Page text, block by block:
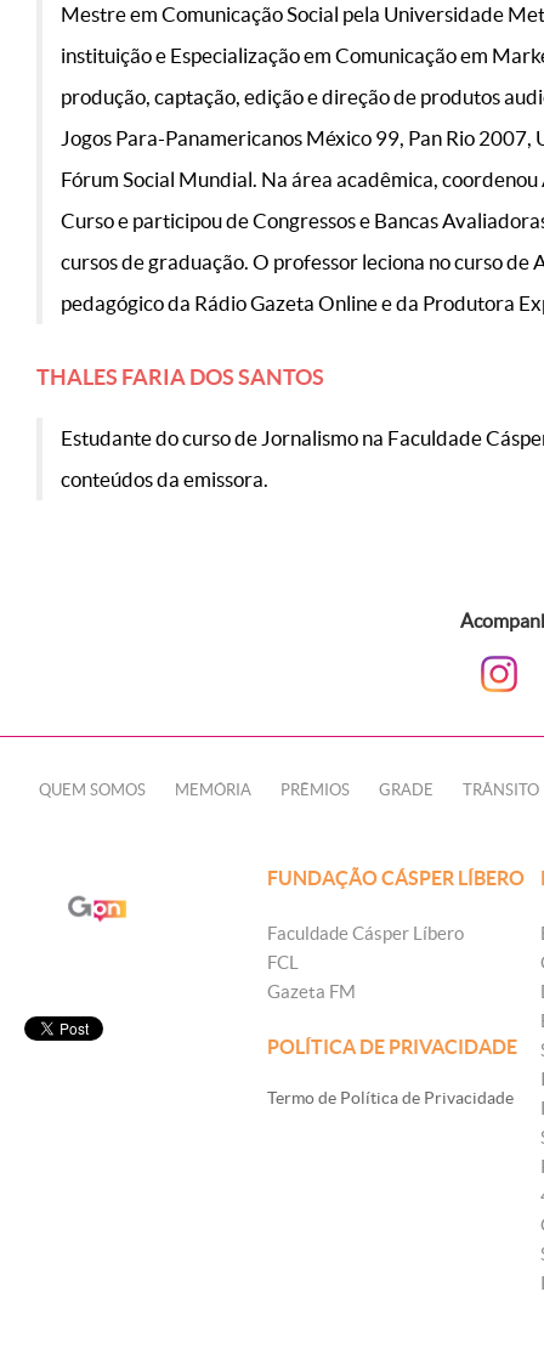
Mestre em Comunicação Social pela Universidade
instituição e Especialização em Comunicação em
produção, captação, edição e direção de produtos
Jogos Para-Panamericanos México 99, Pan Rio 2007,
Fórum Social Mundial. Na área acadêmica,
Curso e participou de Congressos e Bancas
cursos de graduação. O professor leciona no curso
pedagógico da Rádio Gazeta Online e da Produtora
THALES FARIA DOS SANTOS
Estudante do curso de Jornalismo na Faculdade
conteúdos da emissora.
QUEM SOMOS MEMÓRIA PRÊMIOS GRADE TRÂNSITO
FUNDAÇÃO CÁSPER LÍBERO
Faculdade Cásper Líbero
FCL
Gazeta FM
POLÍTICA DE PRIVACIDADE
Termo de Política de Privacidade